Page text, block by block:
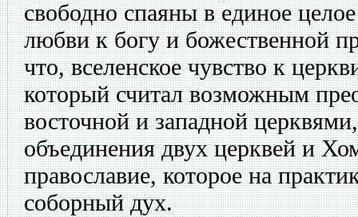
свободно спаяны в единое
любви к богу и божественной
что, вселенское чувство к
который считал возможным
восточной и западной
объединения двух церквей и
православие, которое на
соборный дух.